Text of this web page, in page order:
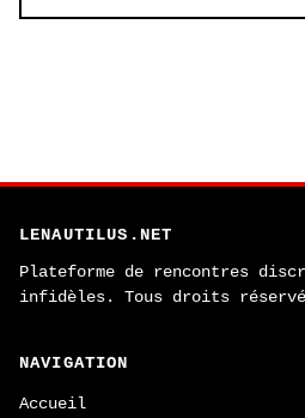
LENAUTILUS.NET
Plateforme de rencontres
infidèles. Tous droits
NAVIGATION
Accueil